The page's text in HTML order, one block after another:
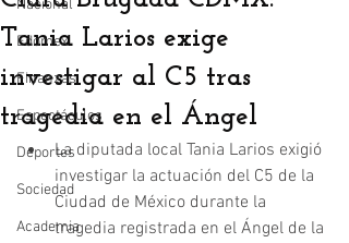
Nacional
Edomex
Finanzas
Espectáculos
Deportes
Sociedad
Academia
Tania Larios exige
investigar al C5 tras
tragedia en el Ángel
La diputada local Tania Larios exigió
investigar la actuación del C5 de la
Ciudad de México durante la
tragedia registrada en el Ángel de la